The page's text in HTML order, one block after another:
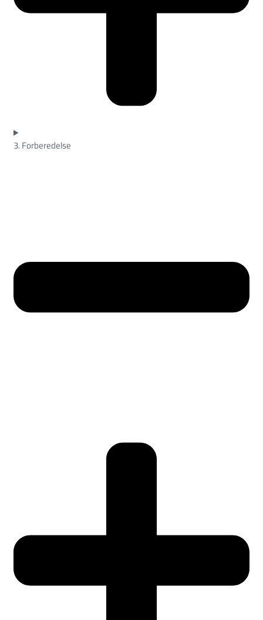
3. Forberedelse